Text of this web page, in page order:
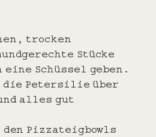
trocken
Stücke
Schüssel geben.
die Petersilie über
alles gut
den Pizzateigbowls